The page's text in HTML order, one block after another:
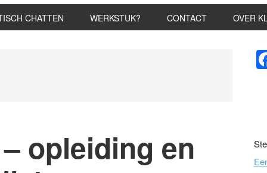
CHATTEN WERKSTUK? CONTACT OVER
opleiding en